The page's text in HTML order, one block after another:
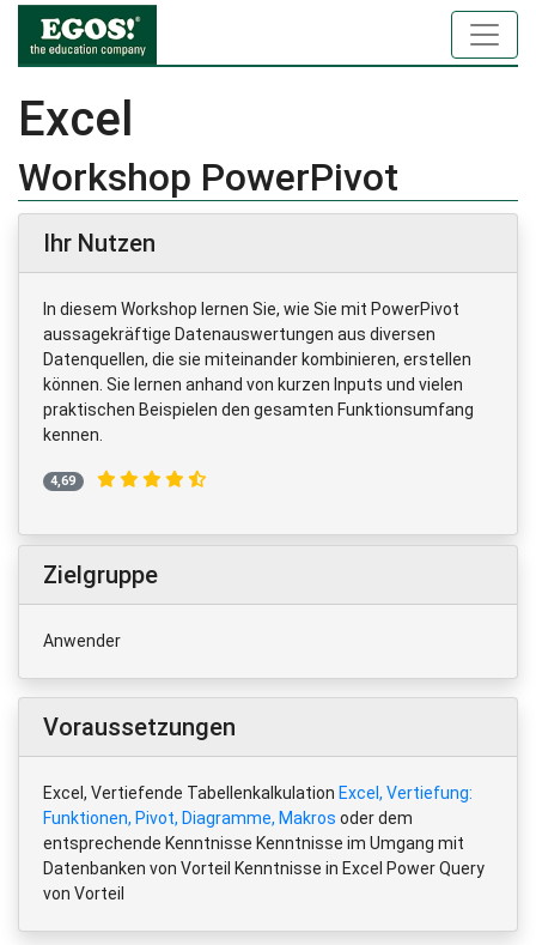
Excel
Workshop PowerPivot
Ihr Nutzen
In diesem Workshop lernen Sie, wie Sie mit PowerPivot
aussagekräftige Datenauswertungen aus diversen
Datenquellen, die sie miteinander kombinieren, erstellen
können. Sie lernen anhand von kurzen Inputs und vielen
praktischen Beispielen den gesamten Funktionsumfang
kennen.
4,69
Zielgruppe
Anwender
Voraussetzungen
Excel, Vertiefende Tabellenkalkulation Excel, Vertiefung:
Funktionen, Pivot, Diagramme, Makros oder dem
entsprechende Kenntnisse Kenntnisse im Umgang mit
Datenbanken von Vorteil Kenntnisse in Excel Power Query
von Vorteil